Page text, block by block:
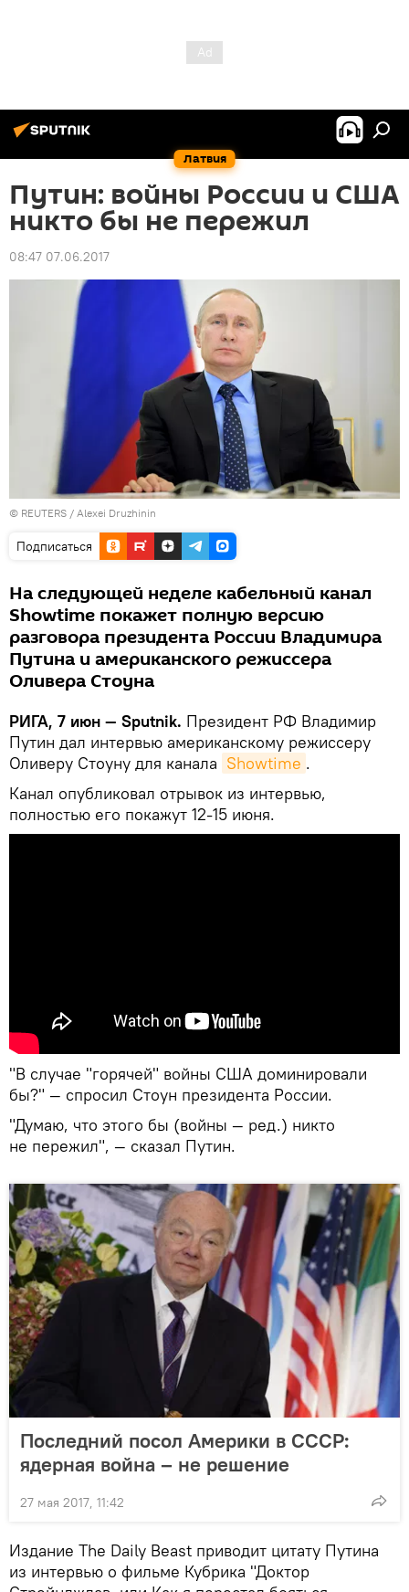
Латвия
Путин: войны России и США
никто бы не пережил
08:47 07.06.2017
© REUTERS / Alexei Druzhinin
Подписаться
На следующей неделе кабельный канал
Showtime покажет полную версию
разговора президента России Владимира
Путина и американского режиссера
Оливера Стоуна
РИГА, 7 июн — Sputnik. Президент РФ Владимир
Путин дал интервью американскому режиссеру
Оливеру Стоуну для канала Showtime .
Канал опубликовал отрывок из интервью,
полностью его покажут 12-15 июня.
"В случае "горячей" войны США доминировали
бы?" — спросил Стоун президента России.
"Думаю, что этого бы (войны — ред.) никто
не пережил", — сказал Путин.
Последний посол Америки в СCCР:
ядерная война – не решение
27 мая 2017, 11:42
Издание The Daily Beast приводит цитату Путина
из интервью о фильме Кубрика "Доктор